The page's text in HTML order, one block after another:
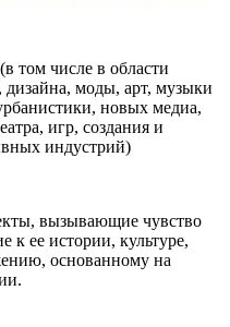
том числе в области
дизайна, моды, арт, музыки
новых медиа,
игр, создания и
индустрий)
вызывающие чувство
к ее истории, культуре,
основанному на